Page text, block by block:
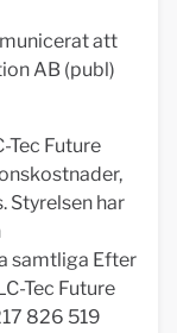
att
AB (publ)
Tec Future
Styrelsen har
samtliga Efter
Tec Future
826 519